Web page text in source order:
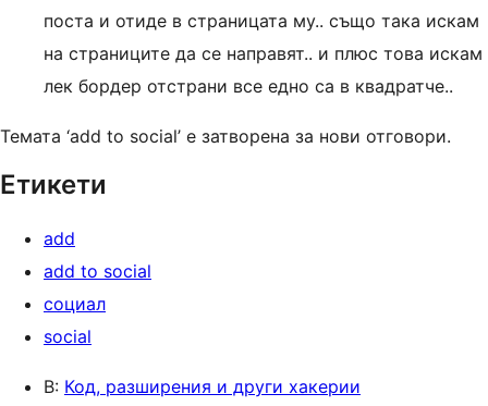
поста и отиде в страницата му.. също така искам
на страниците да се направят.. и плюс това искам
лек бордер отстрани все едно са в квадратче..
Темата ‘add to social’ е затворена за нови отговори.
Етикети
add
add to social
социал
social
В: Код, разширения и други хакерии